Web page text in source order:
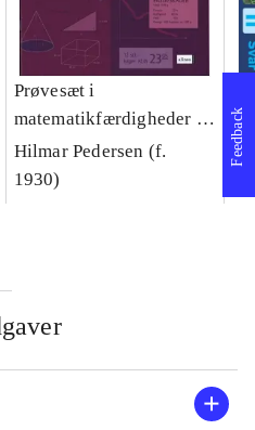
Prøvesæt i
matematikfærdigheder 4.
klasse
Hilmar Pedersen (f.
1930)
Feedback